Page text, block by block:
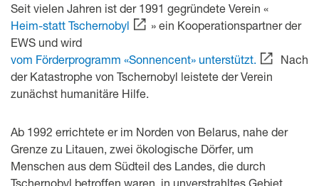
Seit vielen Jahren ist der 1991 gegründete Verein «
Heim-statt Tschernobyl
» ein Kooperationspartner der
EWS und wird
vom Förderprogramm «Sonnencent» unterstützt.
Nach
der Katastrophe von Tschernobyl leistete der Verein
zunächst humanitäre Hilfe.
Ab 1992 errichtete er im Norden von Belarus, nahe der
Grenze zu Litauen, zwei ökologische Dörfer, um
Menschen aus dem Südteil des Landes, die durch
Tschernobyl betroffen waren, in unverstrahltes Gebiet